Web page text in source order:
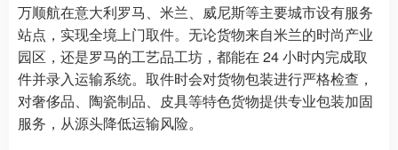
万顺航在意大利罗马、米兰、威尼斯等主要城市设有服务
站点，实现全境上门取件。无论货物来自米兰的时尚产业
园区，还是罗马的工艺品工坊，都能在 24 小时内完成取
件并录入运输系统。取件时会对货物包装进行严格检查，
对奢侈品、陶瓷制品、皮具等特色货物提供专业包装加固
服务，从源头降低运输风险。